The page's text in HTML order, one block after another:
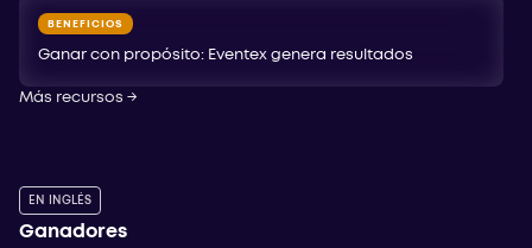
BENEFICIOS
Ganar con propósito: Eventex genera resultados
Más recursos →
EN INGLÉS
Ganadores